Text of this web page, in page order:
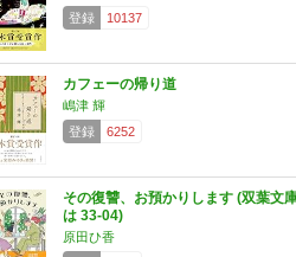
登録
10137
カフェーの帰り道
嶋津 輝
登録
6252
その復讐、お預かりします (双葉文
は 33-04)
原田ひ香